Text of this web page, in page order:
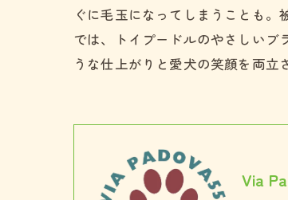
ぐに毛玉になってしまうことも
では、トイプードルのやさしいブ
うな仕上がりと愛犬の笑顔を両立
Via